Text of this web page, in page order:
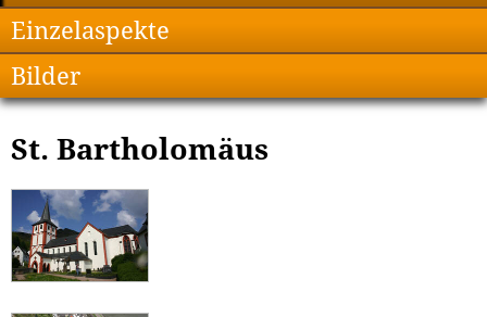
Einzelaspekte
Bilder
St. Bartholomäus